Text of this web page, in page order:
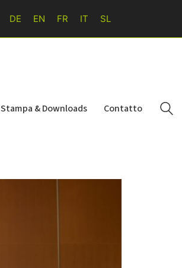
DE EN FR IT SL
Stampa & Downloads Contatto